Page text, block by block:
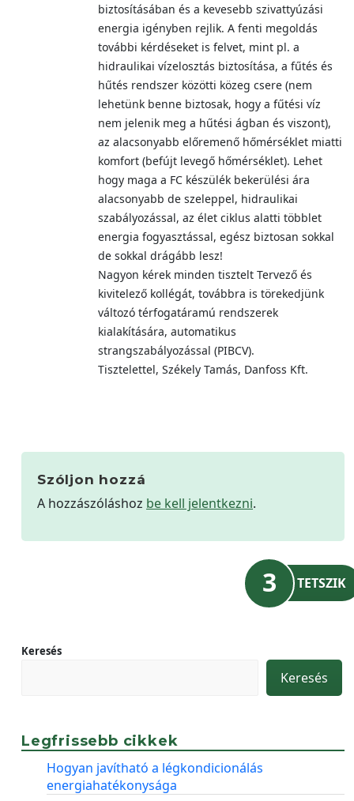
biztosításában és a kevesebb szivattyúzási
energia igényben rejlik. A fenti megoldás
további kérdéseket is felvet, mint pl. a
hidraulikai vízelosztás biztosítása, a fűtés és
hűtés rendszer közötti közeg csere (nem
lehetünk benne biztosak, hogy a fűtési víz
nem jelenik meg a hűtési ágban és viszont),
az alacsonyabb előremenő hőmérséklet miatti
komfort (befújt levegő hőmérséklet). Lehet
hogy maga a FC készülék bekerülési ára
alacsonyabb de szeleppel, hidraulikai
szabályozással, az élet ciklus alatti többlet
energia fogyasztással, egész biztosan sokkal
de sokkal drágább lesz!
Nagyon kérek minden tisztelt Tervező és
kivitelező kollégát, továbbra is törekedjünk
változó térfogatáramú rendszerek
kialakítására, automatikus
strangszabályozással (PIBCV).
Tisztelettel, Székely Tamás, Danfoss Kft.
Szóljon hozzá
A hozzászóláshoz be kell jelentkezni.
3 TETSZIK
Keresés
Keresés
Legfrissebb cikkek
Hogyan javítható a légkondicionálás
energiahatékonysága